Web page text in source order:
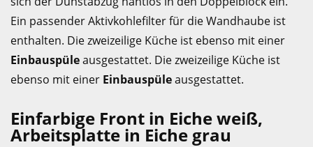
Ein passender Aktivkohlefilter für die Wandhaube ist
enthalten. Die zweizeilige Küche ist ebenso mit einer
Einbauspüleausgestattet. Die zweizeilige Küche ist
ebenso mit einer Einbauspüleausgestattet.
Einfarbige Front in Eiche weiß,
Arbeitsplatte in Eiche grau